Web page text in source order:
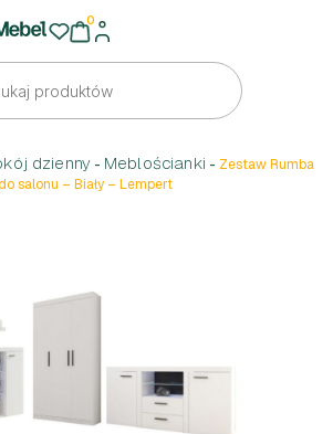
0
dzienny - Meblościanki - Zestaw Rumba
salonu – Biały – Lempert